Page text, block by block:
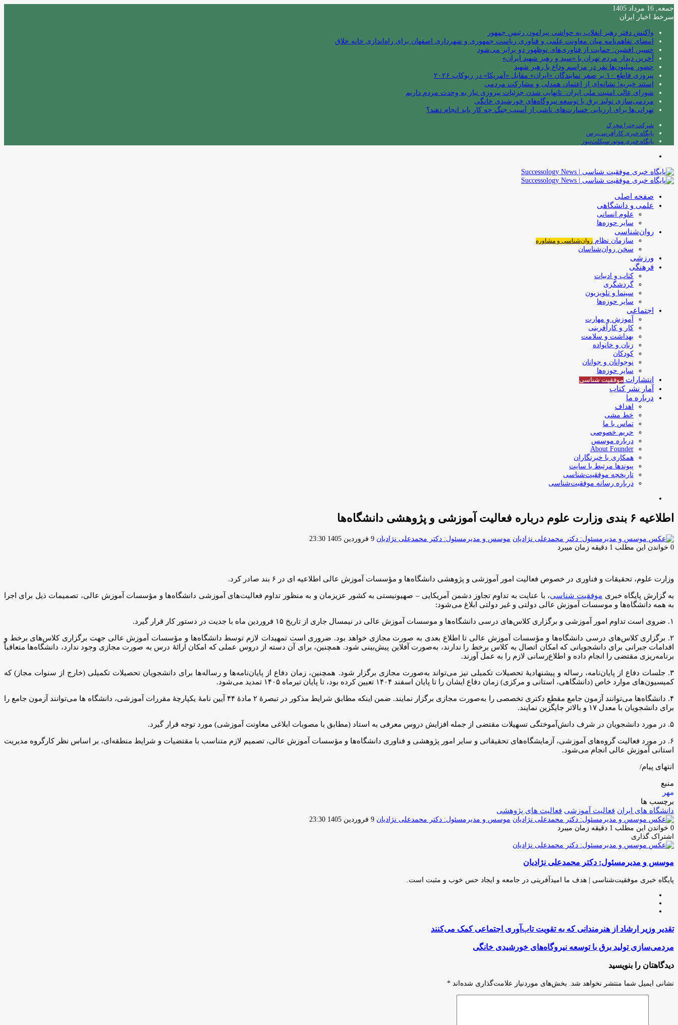
جمعه, 16 مرداد 1405
سرخط اخبار ایران
واکنش دفتر رهبر انقلاب به حواشی پیرامون رئیس جمهور
امضای تفاهم‌نامه میان معاونت علمی و فناوری ریاست جمهوری و شهرداری اصفهان برای راه‌اندازی خانه خلاق
حسین افشین: حمایت از فناوری‌های نوظهور دو برابر می‌شود
آخرین دیدار مردم تهران با «سید و رهبر شهید ایران»
حضور میلیون‌ها نفر در مراسم وداع با رهبر شهید
پیروزی قاطع ۱۰ بر صفر نمایندگان «ایران» مقابل «آمریکا» در ربوکاپ ۲۰۲۶
استند خیریه؛ نشانه‌ای از اعتماد، همدلی و مشارکت مردمی
شورای عالی امنیت ملی ایران: تانهایی شدن جزئیات پیروزی نیاز به وحدت مردم داریم
مردمی‌سازی تولید برق با توسعه نیروگاه‌های خورشیدی خانگی
تهرانی‌ها برای ارزیابی خسارت‌های ناشی از آسیب جنگ چه کار باید انجام دهند؟
شرکت چترا محرک
پایگاه خبری کارآفرینی‌پرس
پایگاه خبری موتورسیکلت‌نیوز
صفحه اصلی
علمی و دانشگاهی
علوم انسانی
سایر حوزه‌ها
روان‌شناسی
سازمان نظام روان‌شناسی و مشاوره
سخن روان‌شناسان
ورزشی
فرهنگی
کتاب و ادبیات
گردشگری
سینما و تلویزیون
سایر حوزه‌ها
اجتماعی
آموزش و مهارت
کار و کارآفرینی
بهداشت و سلامت
زنان و خانواده
کودکان
نوجوانان و جوانان
سایر حوزه‌ها
انتشارات موفقیت‌ شناسی
آمار نشر کتاب
درباره ما
اهداف
خط مشی
تماس با ما
حریم خصوصی
درباره موسس
About Founder
همکاری با خبرنگاران
پیوندها مرتبط با سایت
تاریخچه موفقیت‌شناسی
درباره رسانه موفقیت‌شناسی
اطلاعیه ۶ بندی وزارت علوم‌ درباره فعالیت آموزشی و پژوهشی دانشگاه‌ها
موسس و مدیرمسئول: دکتر محمدعلی نژادیان ارسال
9 فروردین 1405 23:30
0 خواندن این مطلب 1 دقیقه زمان میبرد
وزارت علوم، تحقیقات و فناوری در خصوص فعالیت امور آموزشی و پژوهشی دانشگاه‌ها و مؤسسات آموزش عالی اطلاعیه ای در ۶ بند صادر کرد.
به گزارش پایگاه خبری موفقیت شناسی، با عنایت به تداوم تجاوز دشمن آمریکایی – صهیونیستی به کشور عزیزمان و به منظور تداوم فعالیت‌های آموزشی دانشگاه‌ها و مؤسسات آموزش عالی، تصمیمات ذیل برای اجرا
به همه دانشگاه‌ها و موسسات آموزش عالی دولتی و غیر دولتی ابلاغ می‌شود:
۱. ضروی است تداوم امور آموزشی و برگزاری کلاس‌های درسی دانشگاه‌ها و موسسات آموزش عالی در نیمسال جاری از تاریخ ۱۵ فروردین ماه با جدیت در دستور کار قرار گیرد.
۲. برگزاری کلاس‌های درسی دانشگاه‌ها و مؤسسات آموزش عالی تا اطلاع بعدی به صورت مجازی خواهد بود. ضروری است تمهیدات لازم توسط دانشگاه‌ها و مؤسسات آموزش عالی جهت برگزاری کلاس‌های برخط و
اقدامات جبرانی برای دانشجویانی که امکان اتصال به کلاس برخط را ندارند، به‌صورت آفلاین پیش‌بینی شود. همچنین، برای آن دسته از دروس عملی که امکان ارائۀ درس به صورت مجازی وجود ندارد، دانشگاه‌ها متعاقباً
برنامه‌ریزی مقتضی را انجام داده و اطلاع‌رسانی لازم را به عمل آورند.
۳. جلسات دفاع از پایان‌نامه، رساله و پیشنهادیۀ تحصیلات تکمیلی نیز می‌تواند به‌صورت مجازی برگزار شود. همچنین، زمان دفاع از پایان‌نامه‌ها و رساله‌ها برای دانشجویان تحصیلات تکمیلی (خارج از سنوات مجاز) که
کمیسیون‌های موارد خاص (دانشگاهی، استانی و مرکزی) زمان دفاع ایشان را تا پایان اسفند ۱۴۰۴ تعیین کرده بود، تا پایان تیرماه ۱۴۰۵ تمدید می‌شود.
۴. دانشگاه‌ها می‌توانند آزمون جامع مقطع دکتری تخصصی را به‌صورت مجازی برگزار نمایند. ضمن اینکه مطابق شرایط مذکور در تبصرۀ ۲ مادۀ ۴۴ آیین نامۀ یکپارچۀ مقررات آموزشی، دانشگاه ها می‌توانند آزمون جامع را
برای دانشجویان با معدل ۱۷ و بالاتر جایگزین نمایند.
۵. در مورد دانشجویان در شرف دانش‌آموختگی تسهیلات مقتضی از جمله افزایش دروس معرفی به استاد (مطابق با مصوبات ابلاغی معاونت آموزشی) مورد توجه قرار گیرد.
۶. در مورد فعالیت گروه‌های آموزشی، آزمایشگاه‌های تحقیقاتی و سایر امور پژوهشی و فناوری دانشگاه‌ها و مؤسسات آموزش عالی، تصمیم لازم متناسب با مقتضیات و شرایط منطقه‌ای، بر اساس نظر کارگروه مدیریت
استانی آموزش عالی انجام می‌شود.
انتهای پیام/
منبع
مهر
برچسب ها
دانشگاه های ایران فعالیت آموزشی فعالیت های پژوهشی
موسس و مدیرمسئول: دکتر محمدعلی نژادیان ارسال
9 فروردین 1405 23:30
0 خواندن این مطلب 1 دقیقه زمان میبرد
اشتراک گذاری
فیس
توئیتر
لینکدین
واتس
تلگرام
اشتراک
از
ایمیل
چاپ
موسس و مدیرمسئول: دکتر محمدعلی نژادیان
پایگاه خبری موفقیت‌شناسی | هدف ما امیدآفرینی در جامعه و ایجاد حس خوب و مثبت است.
تقدیر
ارشاد
از
هنرمندانی
که
تقویت
تقدیر وزیر ارشاد از هنرمندانی که به تقویت تاب‌آوری اجتماعی کمک می‌کنند
مردمی‌سازی
برق
توسعه
نیروگاه‌های
خورشیدی
مردمی‌سازی تولید برق با توسعه نیروگاه‌های خورشیدی خانگی
دیدگاهتان را بنویسید
نشانی ایمیل شما منتشر نخواهد شد. بخش‌های موردنیاز علامت‌گذاری شده‌اند *